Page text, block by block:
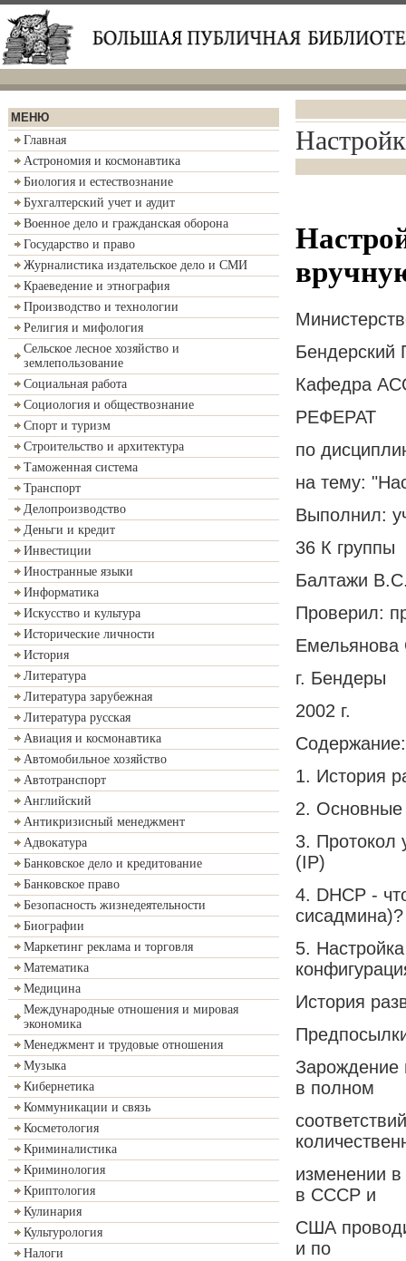
МЕНЮ
Главная
Астрономия и космонавтика
Биология и естествознание
Бухгалтерский учет и аудит
Военное дело и гражданская оборона
Государство и право
Журналистика издательское дело и СМИ
Краеведение и этнография
Производство и технологии
Религия и мифология
Сельское лесное хозяйство и
землепользование
Социальная работа
Социология и обществознание
Спорт и туризм
Строительство и архитектура
Таможенная система
Транспорт
Делопроизводство
Деньги и кредит
Инвестиции
Иностранные языки
Информатика
Искусство и культура
Исторические личности
История
Литература
Литература зарубежная
Литература русская
Авиация и космонавтика
Автомобильное хозяйство
Автотранспорт
Английский
Антикризисный менеджмент
Адвокатура
Банковское дело и кредитование
Банковское право
Безопасность жизнедеятельности
Биографии
Маркетинг реклама и торговля
Математика
Медицина
Международные отношения и мировая
экономика
Менеджмент и трудовые отношения
Музыка
Кибернетика
Коммуникации и связь
Косметология
Криминалистика
Криминология
Криптология
Кулинария
Культурология
Налоги
Бендерский
Кафедра
РЕФЕРАТ
по
на тему:
Выполнил:
36 К группы
Балтажи
Проверил:
г. Бендеры
2002 г.
Содержание:
1. История
2. Основные
3. Протокол
(IP)
4. DHCP -
сисадмина)?
5.
История
Зарождение
в полном
изменении в
в СССР и
США
и по